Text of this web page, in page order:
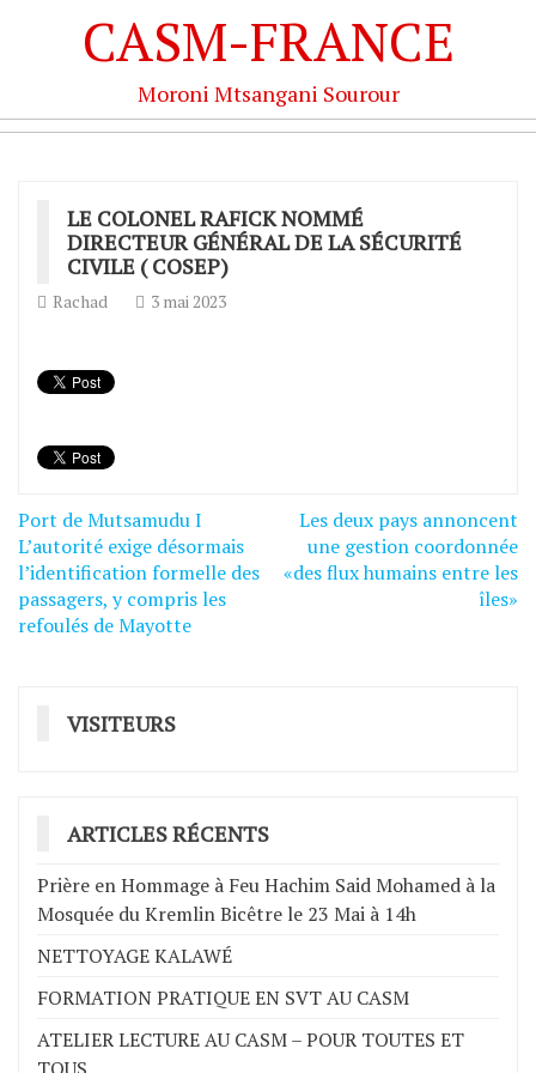
CASM-FRANCE
Moroni Mtsangani Sourour
LE COLONEL RAFICK NOMMÉ
DIRECTEUR GÉNÉRAL DE LA SÉCURITÉ
CIVILE ( COSEP)
Rachad 3 mai 2023
Navigation
de
l’article
Port de Mutsamudu I
L’autorité exige désormais
l’identification formelle des
passagers, y compris les
refoulés de Mayotte
Les deux pays annoncent
une gestion coordonnée
«des flux humains entre les
îles»
VISITEURS
ARTICLES RÉCENTS
Prière en Hommage à Feu Hachim Said Mohamed à la
Mosquée du Kremlin Bicêtre le 23 Mai à 14h
NETTOYAGE KALAWÉ
FORMATION PRATIQUE EN SVT AU CASM
ATELIER LECTURE AU CASM – POUR TOUTES ET